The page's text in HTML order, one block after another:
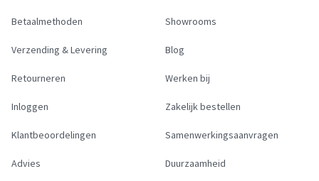
Betaalmethoden
Verzending & Levering
Retourneren
Inloggen
Klantbeoordelingen
Advies
Showrooms
Blog
Werken bij
Zakelijk bestellen
Samenwerkingsaanvragen
Duurzaamheid